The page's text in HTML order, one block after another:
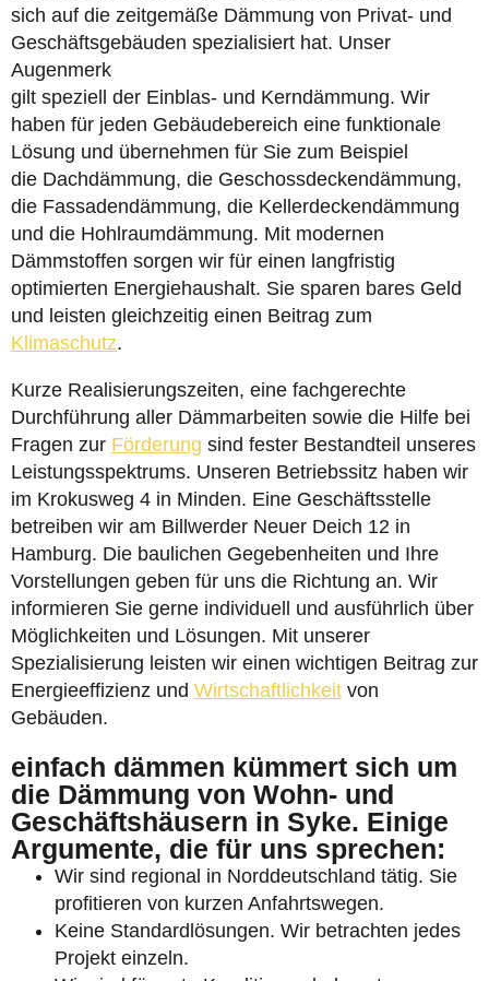
sich auf die zeitgemäße Dämmung von Privat- und
Geschäftsgebäuden spezialisiert hat. Unser
Augenmerk
gilt speziell der Einblas- und Kerndämmung. Wir
haben für jeden Gebäudebereich eine funktionale
Lösung und übernehmen für Sie zum Beispiel
die Dachdämmung, die Geschossdeckendämmung,
die Fassadendämmung, die Kellerdeckendämmung
und die Hohlraumdämmung. Mit modernen
Dämmstoffen sorgen wir für einen langfristig
optimierten Energiehaushalt. Sie sparen bares Geld
und leisten gleichzeitig einen Beitrag zum
Klimaschutz.
Kurze Realisierungszeiten, eine fachgerechte
Durchführung aller Dämmarbeiten sowie die Hilfe bei
Fragen zur Förderung sind fester Bestandteil unseres
Leistungsspektrums. Unseren Betriebssitz haben wir
im Krokusweg 4 in Minden. Eine Geschäftsstelle
betreiben wir am Billwerder Neuer Deich 12 in
Hamburg. Die baulichen Gegebenheiten und Ihre
Vorstellungen geben für uns die Richtung an. Wir
informieren Sie gerne individuell und ausführlich über
Möglichkeiten und Lösungen. Mit unserer
Spezialisierung leisten wir einen wichtigen Beitrag zur
Energieeffizienz und Wirtschaftlichkeit von
Gebäuden.
einfach dämmen kümmert sich um
die Dämmung von Wohn- und
Geschäftshäusern in Syke. Einige
Argumente, die für uns sprechen:
Wir sind regional in Norddeutschland tätig. Sie
profitieren von kurzen Anfahrtswegen.
Keine Standardlösungen. Wir betrachten jedes
Projekt einzeln.